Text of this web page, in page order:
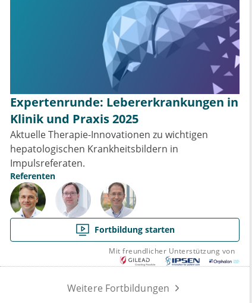
Expertenrunde: Lebererkrankungen in
Klinik und Praxis 2025
Aktuelle Therapie-Innovationen zu wichtigen
hepatologischen Krankheitsbildern in
Impulsreferaten.
Referenten
Fortbildung starten
Mit freundlicher Unterstützung von
Weitere Fortbildungen